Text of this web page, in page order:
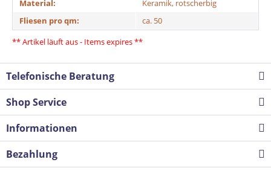
Material:
Keramik, rotscherbig
Fliesen pro qm:
ca. 50
** Artikel läuft aus - Items expires **
Telefonische Beratung
Shop Service
Informationen
Bezahlung